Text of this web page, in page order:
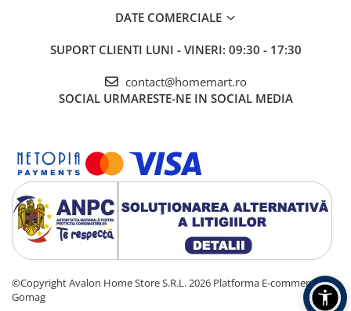
DATE COMERCIALE
SUPORT CLIENTI LUNI - VINERI: 09:30 - 17:30
contact@homemart.ro
SOCIAL URMARESTE-NE IN SOCIAL MEDIA
©Copyright Avalon Home Store S.R.L. 2026 Platforma E-commerce by
Gomag